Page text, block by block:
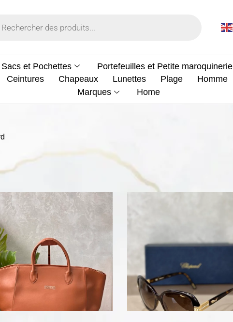
Sacs et Pochettes Portefeuilles et Petite maroquinerie
Ceintures Chapeaux Lunettes Plage Homme
Marques
Home